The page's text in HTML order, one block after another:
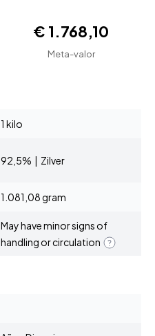
€ 1.768,10
Meta-valor
1 kilo
92,5% | Zilver
1.081,08 gram
May have minor signs of
handling or circulation